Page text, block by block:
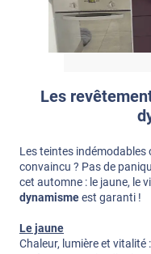
Les
Les teintes indémodables
convaincu ? Pas de
cet automne : le jaune, le
dynamismeest garanti !
Le jaune
Chaleur, lumière et vitalité